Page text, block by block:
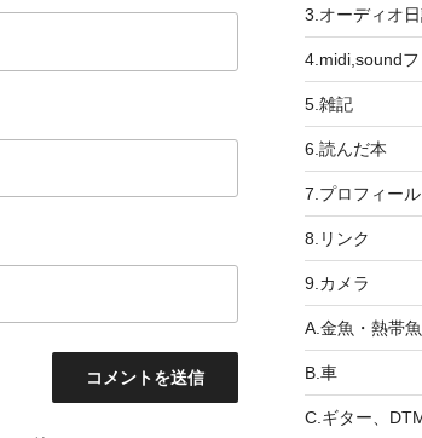
3.オーディオ
4.midi,sound
5.雑記
6.読んだ本
7.プロフィール
8.リンク
9.カメラ
A.金魚・熱帯魚
B.車
C.ギター、